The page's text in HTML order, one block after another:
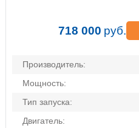
718 000 руб.
Производитель:
Мощность:
Тип запуска:
Двигатель: